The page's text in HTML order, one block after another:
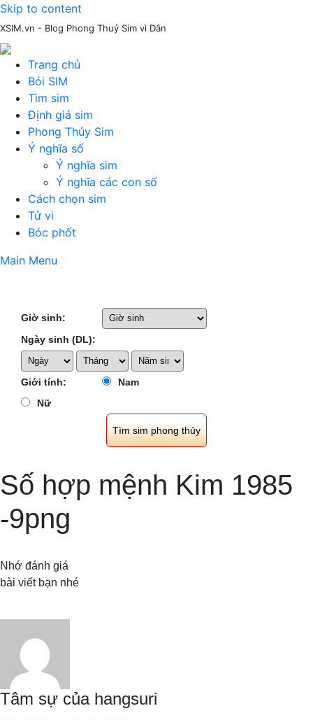
Skip to content
XSIM.vn - Blog Phong Thuỷ Sim vì Dân
Trang chủ
Bói SIM
Tìm sim
Định giá sim
Phong Thủy Sim
Ý nghĩa số
Ý nghĩa sim
Ý nghĩa các con số
Cách chọn sim
Tử vi
Bóc phốt
Main Menu
Giờ sinh:
Ngày sinh (DL):
Giới tính:
Nam
Nữ
Số hợp mệnh Kim 1985
-9png
Nhớ đánh giá
bài viết bạn nhé
Tâm sự của hangsuri